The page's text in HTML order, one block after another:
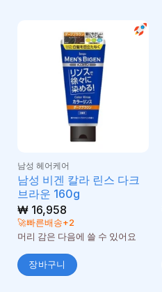
남성 헤어케어
남성 비겐 칼라 린스 다크
브라운 160g
₩16,958
🚀빠른배송+2
머리 감은 다음에 쓸 수 있어요
장바구니